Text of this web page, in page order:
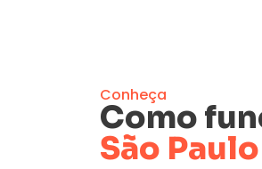
Conheça
Como
São